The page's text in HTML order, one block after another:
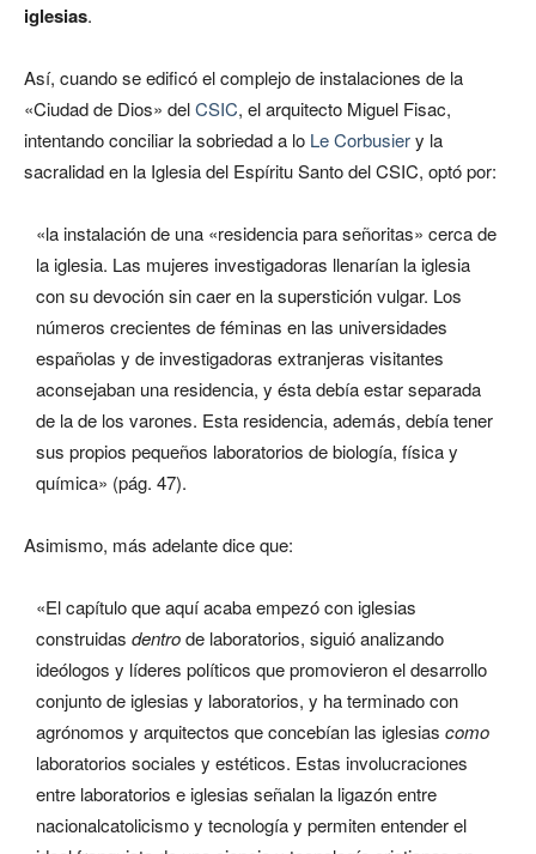
iglesias.
Así, cuando se edificó el complejo de instalaciones de la
«Ciudad de Dios» delCSIC, el arquitecto Miguel Fisac,
intentando conciliar la sobriedad a lo Le Corbusiery la
sacralidad en la Iglesia del Espíritu Santo del CSIC, optó por:
«la instalación de una «residencia para señoritas» cerca de
la iglesia. Las mujeres investigadoras llenarían la iglesia
con su devoción sin caer en la superstición vulgar. Los
números crecientes de féminas en las universidades
españolas y de investigadoras extranjeras visitantes
aconsejaban una residencia, y ésta debía estar separada
de la de los varones. Esta residencia, además, debía tener
sus propios pequeños laboratorios de biología, física y
química» (pág. 47).
Asimismo, más adelante dice que:
«El capítulo que aquí acaba empezó con iglesias
construidas dentrode laboratorios, siguió analizando
ideólogos y líderes políticos que promovieron el desarrollo
conjunto de iglesias y laboratorios, y ha terminado con
agrónomos y arquitectos que concebían las iglesias como
laboratorios sociales y estéticos. Estas involucraciones
entre laboratorios e iglesias señalan la ligazón entre
nacionalcatolicismo y tecnología y permiten entender el